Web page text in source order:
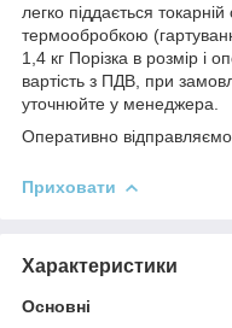
легко піддається
термообробкою
1,4 кг Порізка в розмір і
вартість з ПДВ, при
уточнюйте у менеджера.
Оперативно відправляємо
Приховати
Характеристики
Основні